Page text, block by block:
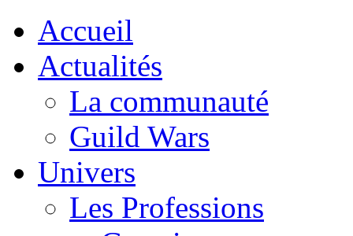
Accueil
Actualités
La communauté
Guild Wars
Univers
Les Professions